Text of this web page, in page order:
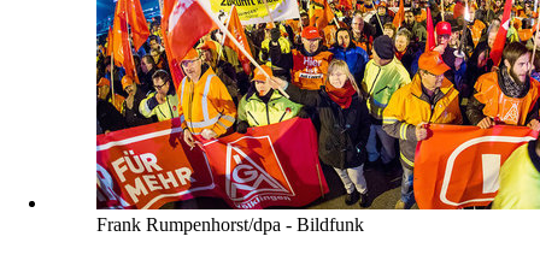
Frank Rumpenhorst/dpa - Bildfunk